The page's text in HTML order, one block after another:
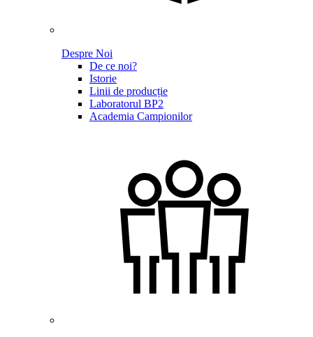
Despre Noi
De ce noi?
Istorie
Linii de producție
Laboratorul BP2
Academia Campionilor